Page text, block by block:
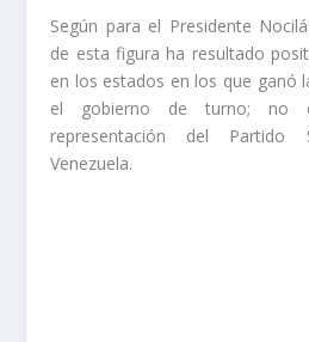
Según para el Presidente
de esta figura ha resultado
en los estados en los que ganó
el gobierno de turno; no
representación del Partido
Venezuela.